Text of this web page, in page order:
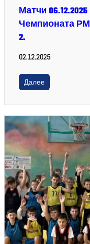
Матчи
Чемпионата
2.
02.12.2025
Далее